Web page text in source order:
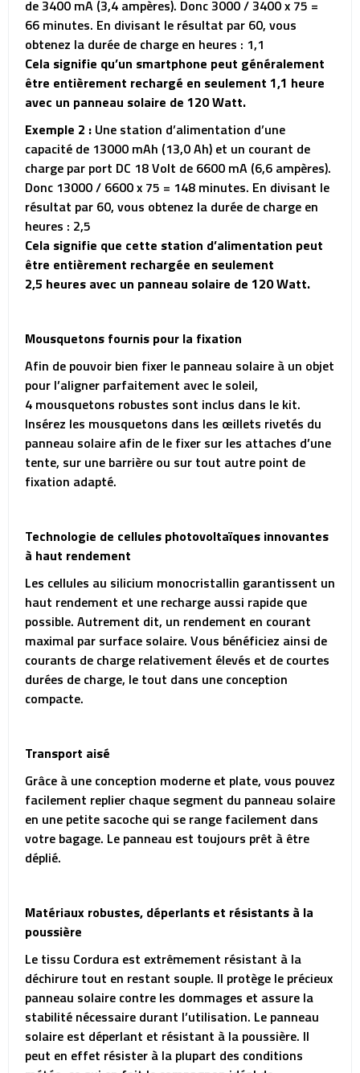
de 3400 mA (3,4 ampères). Donc 3000 / 3400 x 75 =
66 minutes. En divisant le résultat par 60, vous
obtenez la durée de charge en heures : 1,1
Cela signifie qu’un smartphone peut généralement
être entièrement rechargé en seulement 1,1 heure
avec un panneau solaire de 120 Watt.
Exemple 2 : Une station d’alimentation d’une
capacité de 13000 mAh (13,0 Ah) et un courant de
charge par port DC 18 Volt de 6600 mA (6,6 ampères).
Donc 13000 / 6600 x 75 = 148 minutes. En divisant le
résultat par 60, vous obtenez la durée de charge en
heures : 2,5
Cela signifie que cette station d’alimentation peut
être entièrement rechargée en seulement
2,5 heures avec un panneau solaire de 120 Watt.
Mousquetons fournis pour la fixation
Afin de pouvoir bien fixer le panneau solaire à un objet
pour l’aligner parfaitement avec le soleil,
4 mousquetons robustes sont inclus dans le kit.
Insérez les mousquetons dans les œillets rivetés du
panneau solaire afin de le fixer sur les attaches d’une
tente, sur une barrière ou sur tout autre point de
fixation adapté.
Technologie de cellules photovoltaïques innovantes
à haut rendement
Les cellules au silicium monocristallin garantissent un
haut rendement et une recharge aussi rapide que
possible. Autrement dit, un rendement en courant
maximal par surface solaire. Vous bénéficiez ainsi de
courants de charge relativement élevés et de courtes
durées de charge, le tout dans une conception
compacte.
Transport aisé
Grâce à une conception moderne et plate, vous pouvez
facilement replier chaque segment du panneau solaire
en une petite sacoche qui se range facilement dans
votre bagage. Le panneau est toujours prêt à être
déplié.
Matériaux robustes, déperlants et résistants à la
poussière
Le tissu Cordura est extrêmement résistant à la
déchirure tout en restant souple. Il protège le précieux
panneau solaire contre les dommages et assure la
stabilité nécessaire durant l’utilisation. Le panneau
solaire est déperlant et résistant à la poussière. Il
peut en effet résister à la plupart des conditions